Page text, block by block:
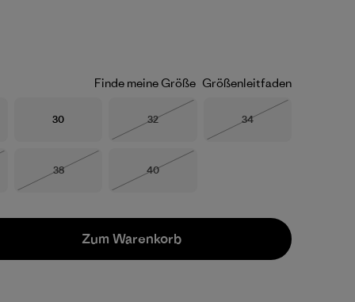
Finde meine Größe Größenleitfaden
Größe
30 Größe
32
Nicht lieferbar
Größe
34
Größe
38
Nicht lieferbar
Größe
40
Zum Warenkorb